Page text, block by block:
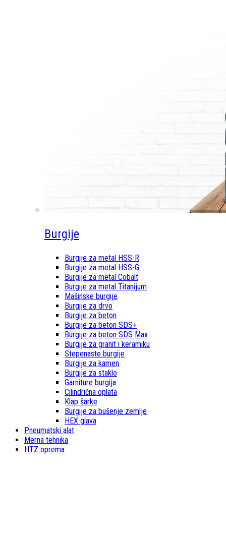
Burgije
Burgije za metal HSS-R
Burgije za metal HSS-G
Burgije za metal Cobalt
Burgije za metal Titanijum
Mašinske burgije
Burgije za drvo
Burgije za beton
Burgije za beton SDS+
Burgije za beton SDS Max
Burgije za granit i keramiku
Stepenaste burgije
Burgije za kamen
Burgije za staklo
Garniture burgija
Cilindrična oplata
Klap šarke
Burgije za bušenje zemlje
HEX glava
Pneumatski alat
Merna tehnika
HTZ oprema